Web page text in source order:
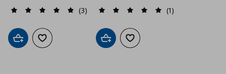
(3)
Добави в кошницата
Добави към списъка с любими
(1)
Добави в кошницата
Добави към списъка с